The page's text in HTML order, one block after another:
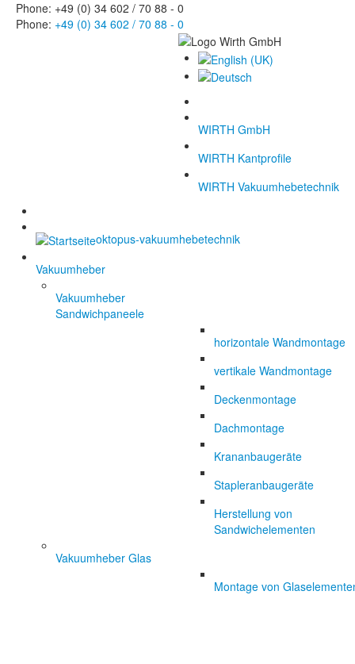
Phone: +49 (0) 34 602 / 70 88 - 0
Phone: +49 (0) 34 602 / 70 88 - 0
WIRTH GmbH
WIRTH Kantprofile
WIRTH Vakuumhebetechnik
oktopus-vakuumhebetechnik
Vakuumheber
Vakuumheber
Sandwichpaneele
horizontale Wandmontage
vertikale Wandmontage
Deckenmontage
Dachmontage
Krananbaugeräte
Stapleranbaugeräte
Herstellung von
Sandwichelementen
Vakuumheber Glas
Montage von